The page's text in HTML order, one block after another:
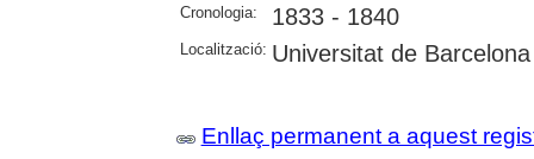
Cronologia:
1833 - 1840
Localització: Universitat de Barcelona
Enllaç permanent a aquest